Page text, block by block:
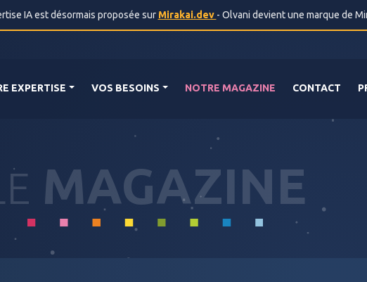
IA est désormais proposée sur Mirakai.dev - Olvani devient une marque de
EXPERTISE VOS BESOINS NOTRE MAGAZINE CONTACT
MAGAZINE